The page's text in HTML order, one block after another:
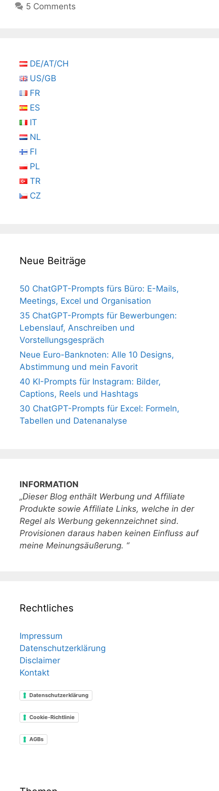
5 Comments
DE/AT/CH
US/GB
FR
ES
IT
NL
FI
PL
TR
CZ
Neue Beiträge
50 ChatGPT-Prompts fürs Büro: E-Mails,
Meetings, Excel und Organisation
35 ChatGPT-Prompts für Bewerbungen:
Lebenslauf, Anschreiben und
Vorstellungsgespräch
Neue Euro-Banknoten: Alle 10 Designs,
Abstimmung und mein Favorit
40 KI-Prompts für Instagram: Bilder,
Captions, Reels und Hashtags
30 ChatGPT-Prompts für Excel: Formeln,
Tabellen und Datenanalyse
INFORMATION
„Dieser Blog enthält Werbung und Affiliate
Produkte sowie Affiliate Links, welche in der
Regel als Werbung gekennzeichnet sind.
Provisionen daraus haben keinen Einfluss auf
meine Meinungsäußerung. “
Rechtliches
Impressum
Datenschutzerklärung
Disclaimer
Kontakt
Datenschutzerklärung
Cookie-Richtlinie
AGBs